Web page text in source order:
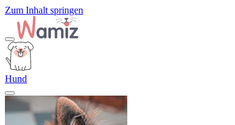
Zum Inhalt springen
Hund